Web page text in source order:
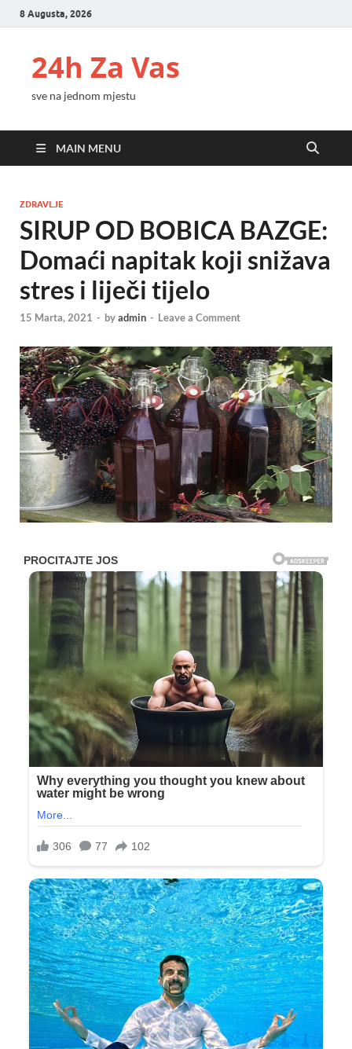
8 Augusta, 2026
24h Za Vas
sve na jednom mjestu
MAIN MENU
ZDRAVLJE
SIRUP OD BOBICA BAZGE:
Domaći napitak koji snižava
stres i liječi tijelo
15 Marta, 2021 - byadmin - Leave a Comment